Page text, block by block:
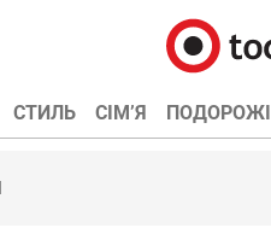
СТИЛЬ СІМ’Я ПОДОРОЖІ